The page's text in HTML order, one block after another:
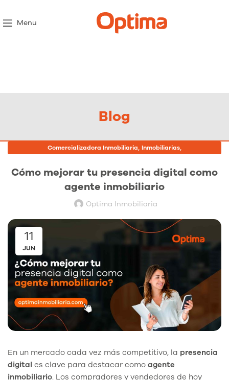
Menu
Blog
Comercializadora Inmobiliaria, Inmobiliarias,
Cómo mejorar tu presencia digital como
agente inmobiliario
Optima Inmobiliaria
11
JUN
En un mercado cada vez más competitivo, la presencia
digital es clave para destacar como agente
inmobiliario. Los compradores y vendedores de hoy